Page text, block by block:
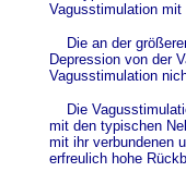
Vagusstimulation
Die an der
Depression von der
Vagusstimulation
Die
mit den typischen
mit ihr verbundenen
erfreulich hohe